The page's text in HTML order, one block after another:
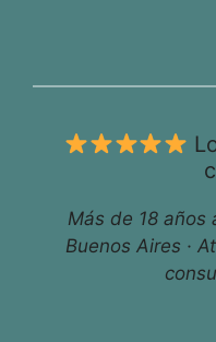
Más de 18 años
Buenos Aires ·